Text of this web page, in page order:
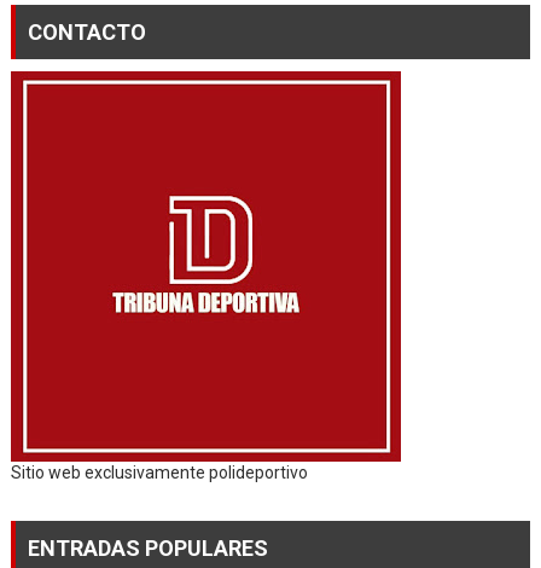
CONTACTO
Sitio web exclusivamente polideportivo
ENTRADAS POPULARES